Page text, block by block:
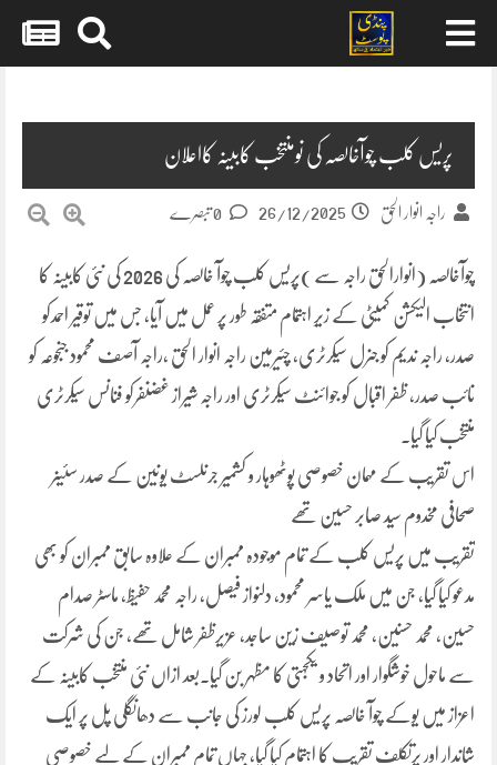
پریس کلب چوآخالصہ کی نومنتخب کابینہ کااعلان
راجہ انوار الحق 26/12/2025
چوآخالصہ (انوارالحق راجہ سے )پریس کلب چوآ خالصہ کی 2026 کی نئی کابینہ کا
انتخاب الیکشن کمیٹی کے زیرِ اہتمام متفقہ طور پر عمل میں آیا، جس میں توقیر احمدکو
صدر، راجہ ندیم کو جنرل سیکرٹری، چئیرمین راجہ انوار الحق ،راجہ آصف محمود جنجوعہ کو
نائب صدر، ظفر اقبال کو جوائنٹ سیکرٹری اور راجہ شیراز غضنفرکو فنانس سیکرٹری
منتخب کیا گیا۔
اس تقریب کے مہمان خصوصی پوٹھوہار و کشمیر جرنلسٹ یونین کے صدر سئینر
صحافی مخدوم سید صابر حسین تھے
تقریب میں پریس کلب کے تمام موجودہ ممبران کے علاوہ سابق ممبران کو بھی
مدعو کیا گیا، جن میں ملک یاسر محمود، دلنواز فیصل، راجہ محمد حفیظ، ماسٹر صدام
حسین، محمد حسنین، محمد توصیف زین ساجد، عزیرظفر شامل تھے، جن کی شرکت
سے ماحول خوشگوار اور اتحاد و یکجہتی کا مظہر بن گیا۔بعد ازاں نئی منتخب کابینہ کے
اعزاز میں یوکے چوآ خالصہ پریس کلب لورز کی جانب سے دھانگلی پل پر ایک
شاندار اور پرتکلف تقریب کا اہتمام کیا گیا، جہاں تمام ممبران کے لیے خصوصی